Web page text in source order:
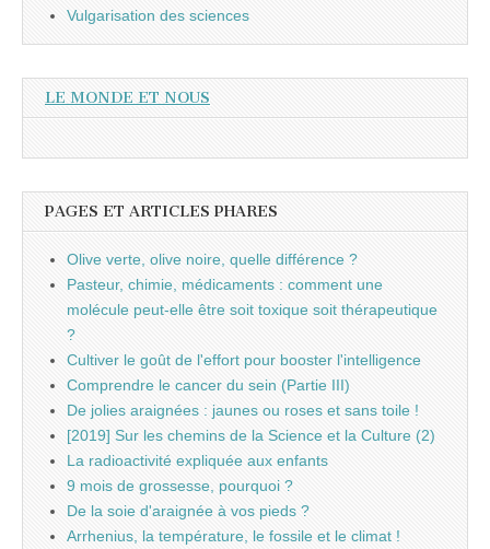
Vulgarisation des sciences
LE MONDE ET NOUS
PAGES ET ARTICLES PHARES
Olive verte, olive noire, quelle différence ?
Pasteur, chimie, médicaments : comment une
molécule peut-elle être soit toxique soit thérapeutique
?
Cultiver le goût de l'effort pour booster l'intelligence
Comprendre le cancer du sein (Partie III)
De jolies araignées : jaunes ou roses et sans toile !
[2019] Sur les chemins de la Science et la Culture (2)
La radioactivité expliquée aux enfants
9 mois de grossesse, pourquoi ?
De la soie d'araignée à vos pieds ?
Arrhenius, la température, le fossile et le climat !